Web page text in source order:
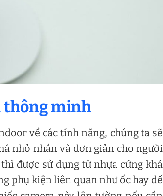
thông minh
về các tính năng, chúng ta sẽ
nhỏ nhắn và đơn giản cho người
được sử dụng từ nhựa cứng khá
phụ kiện liên quan như ốc hay đế